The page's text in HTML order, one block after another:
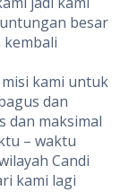
besar
kembali
kami untuk
dan
dan maksimal
– waktu
Candi
kami lagi